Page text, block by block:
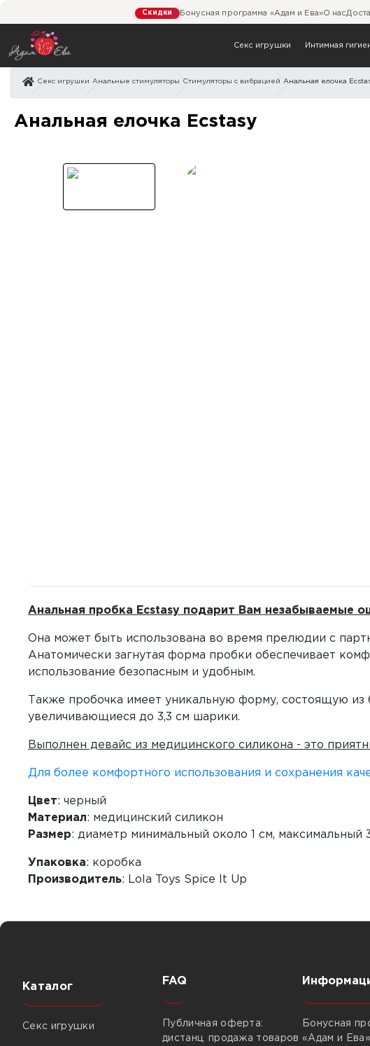
Скидки Бонусная программа «Адам и Ева»О нас
Секс игрушки Интимная
Секс игрушки Анальные стимуляторы Стимуляторы с вибрацией Анальная елочка
Анальная елочка Ecstasy
Анальная елочка Ecstasy
Анальная пробка Ecstasy подарит Вам незабываемые
Она может быть использована во время прелюдии с
Анатомически загнутая форма пробки обеспечивает
использование безопасным и удобным.
Также пробочка имеет уникальную форму, состоящую
увеличивающиеся до 3,3 см шарики.
Выполнен девайс из медицинского силикона - это
Для более комфортного использования и сохранения
Цвет: черный
Материал: медицинский силикон
Размер: диаметр минимальный около 1 см, максимальный
Упаковка: коробка
Производитель: Lola Toys Spice It Up
Каталог
Секс игрушки
FAQ
Публичная оферта:
дистанц. продажа товаров
Бонусная
«Адам и Ева»